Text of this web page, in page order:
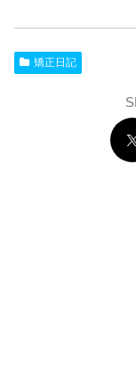
矯正日記